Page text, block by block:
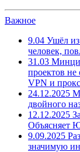
Важное
9.04 Ушёл
человек,
31.03
проектов не
VPN и
24.12.2025
двойного
12.12.2025
Объясняет
9.09.2025
значимую